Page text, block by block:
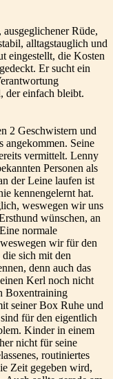
Rüde,
alltagstauglich und
eingestellt, die Kosten
Er sucht ein
der einfach bleibt.
2 Geschwistern und
angekommen. Seine
vermittelt. Lenny
Personen als
der Leine laufen ist
kennengelernt hat.
weswegen wir uns
wünschen, an
normale
wir für den
sich mit den
denn auch das
Kerl noch nicht
Boxentraining
seiner Box Ruhe und
für den eigentlich
Kinder in einem
nicht für seine
routiniertes
Zeit gegeben wird,